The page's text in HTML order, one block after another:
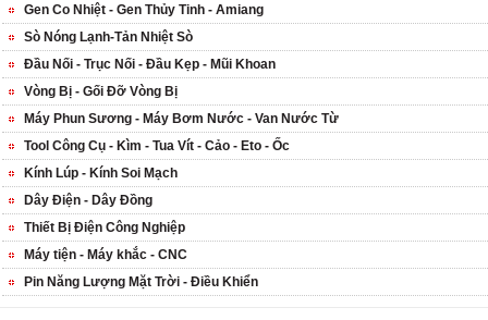
Gen Co Nhiệt - Gen Thủy Tinh - Amiang
Sò Nóng Lạnh-Tản Nhiệt Sò
Đầu Nối - Trục Nối - Đầu Kẹp - Mũi Khoan
Vòng Bị - Gối Đỡ Vòng Bị
Máy Phun Sương - Máy Bơm Nước - Van Nước Từ
Tool Công Cụ - Kìm - Tua Vít - Cảo - Eto - Ốc
Kính Lúp - Kính Soi Mạch
Dây Điện - Dây Đồng
Thiết Bị Điện Công Nghiệp
Máy tiện - Máy khắc - CNC
Pin Năng Lượng Mặt Trời - Điều Khiển